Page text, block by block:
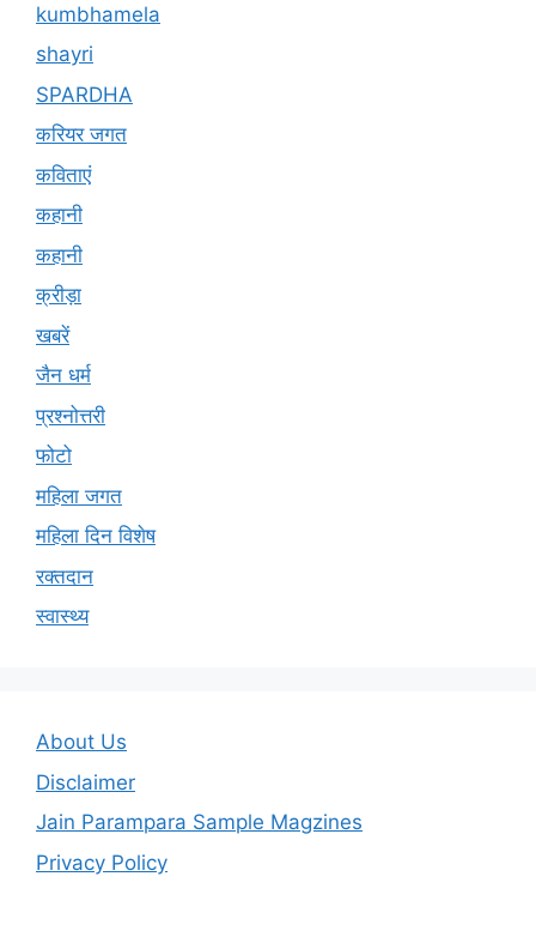
kumbhamela
shayri
SPARDHA
करियर जगत
कविताएं
कहानी
कहानी
क्रीड़ा
खबरें
जैन धर्म
प्रश्नोत्तरी
फोटो
महिला जगत
महिला दिन विशेष
रक्तदान
स्वास्थ्य
About Us
Disclaimer
Jain Parampara Sample Magzines
Privacy Policy